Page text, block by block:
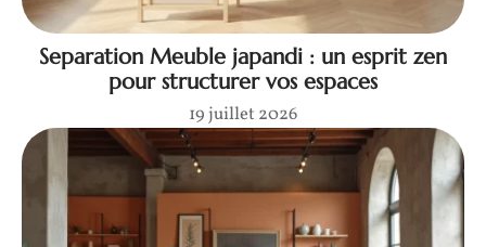
Separation Meuble japandi : un esprit zen
pour structurer vos espaces
19 juillet 2026